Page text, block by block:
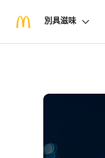
別具滋味